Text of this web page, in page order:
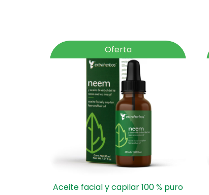
Oferta
Aceite facial y capilar 100 % puro